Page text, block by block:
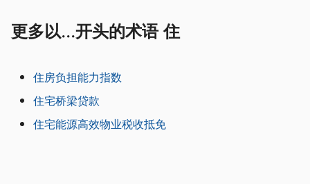
更多以...开头的术语 住
住房负担能力指数
住宅桥梁贷款
住宅能源高效物业税收抵免